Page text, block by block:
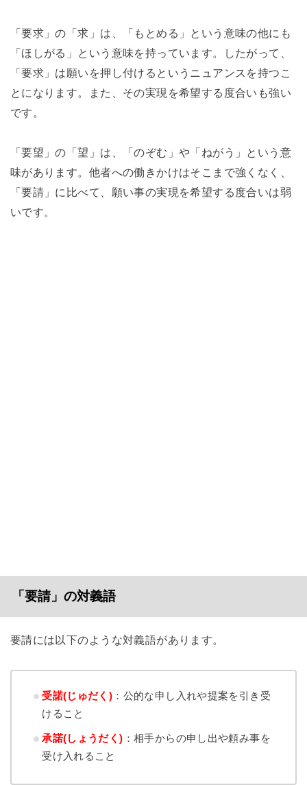
「要求」の「求」は、「もとめる」という意味の他にも
「ほしがる」という意味を持っています。したがって、
「要求」は願いを押し付けるというニュアンスを持つこ
とになります。また、その実現を希望する度合いも強い
です。
「要望」の「望」は、「のぞむ」や「ねがう」という意
味があります。他者への働きかけはそこまで強くなく、
「要請」に比べて、願い事の実現を希望する度合いは弱
いです。
「要請」の対義語
要請には以下のような対義語があります。
受諾(じゅだく) ：公的な申し入れや提案を引き受
けること
承諾(しょうだく) ：相手からの申し出や頼み事を
受け入れること